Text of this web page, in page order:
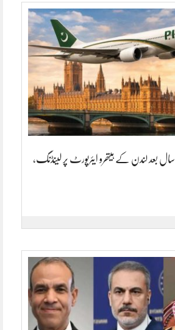
پی آئی اے پرواز کی 6 سال بعد لندن کے ہیتھرو ایئرپورٹ پر لینڈنگ،